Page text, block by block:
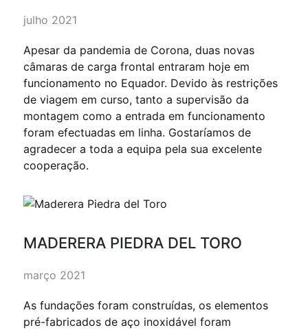
julho 2021
Apesar da pandemia de Corona, duas novas
câmaras de carga frontal entraram hoje em
funcionamento no Equador. Devido às restrições
de viagem em curso, tanto a supervisão da
montagem como a entrada em funcionamento
foram efectuadas em linha. Gostaríamos de
agradecer a toda a equipa pela sua excelente
cooperação.
MADERERA PIEDRA DEL TORO
março 2021
As fundações foram construídas, os elementos
pré-fabricados de aço inoxidável foram